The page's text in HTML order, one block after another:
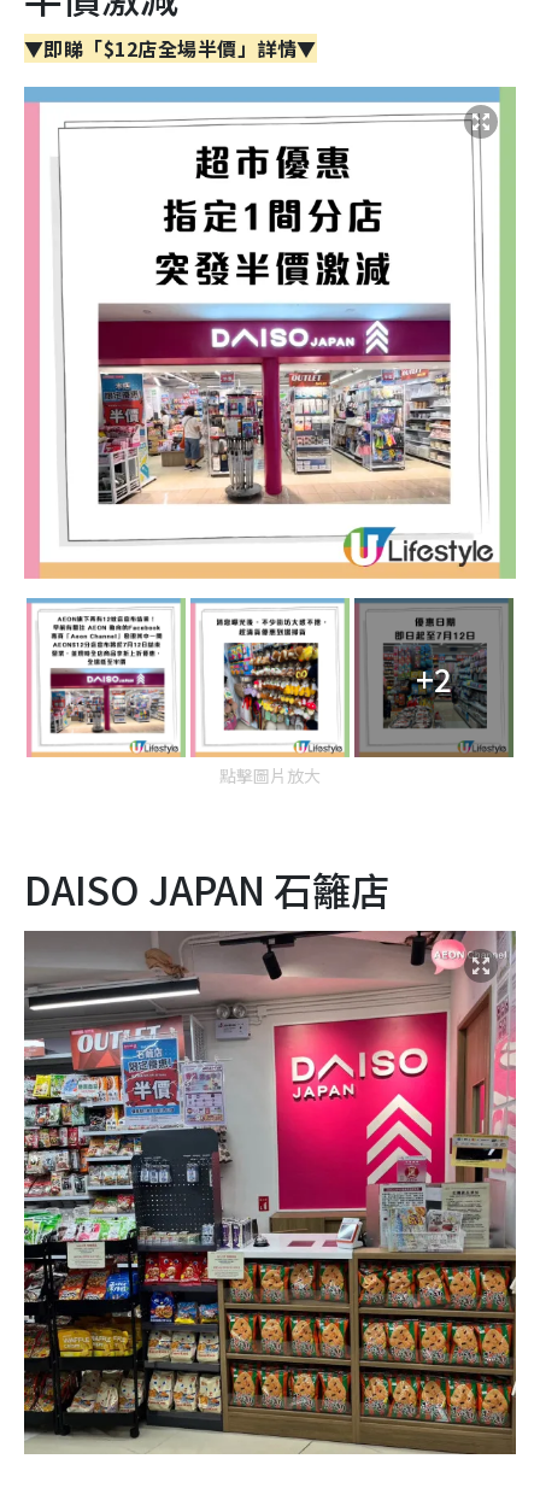
▼即睇「$12店全場半價」詳情▼
+2
點擊圖片放大
DAISO JAPAN 石籬店